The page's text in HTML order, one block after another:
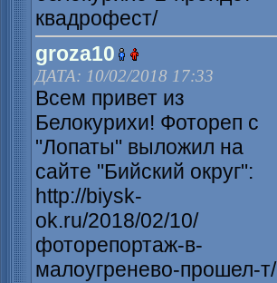
квадрофест/
groza10
ДАТА: 10/02/2018 17:33
Всем привет из
Белокурихи! Фотореп с
"Лопаты" выложил на
сайте "Бийский округ":
http://biysk-
ok.ru/2018/02/10/
фоторепортаж-в-
малоугренево-прошел-т/